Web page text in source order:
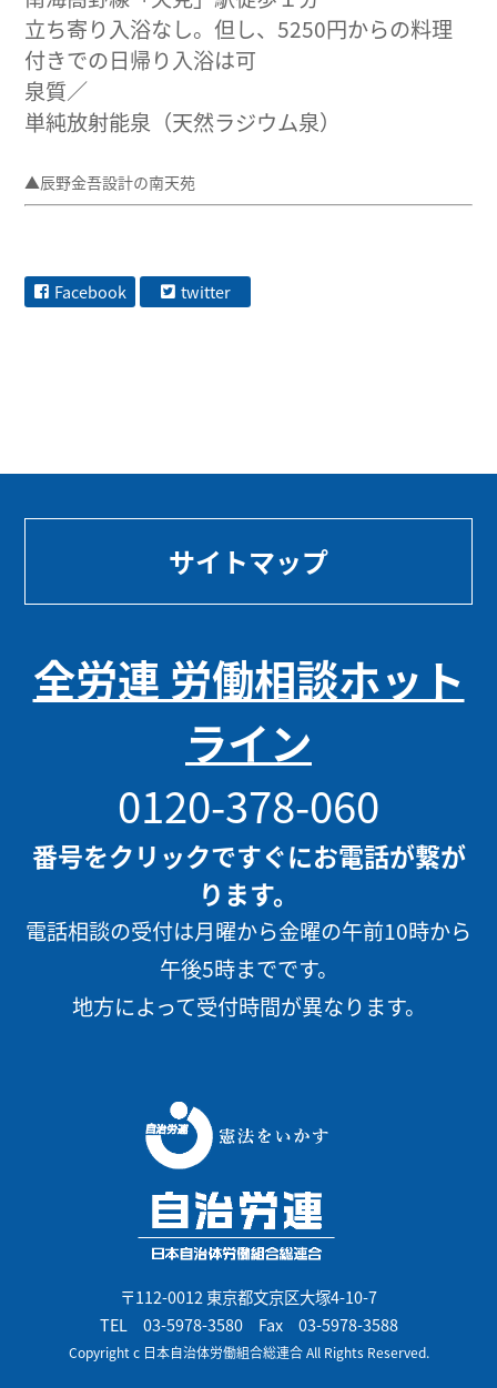
立ち寄り入浴なし。但し、5250円からの料理
付きでの日帰り入浴は可
泉質／
単純放射能泉（天然ラジウム泉）
▲辰野金吾設計の南天苑
Facebook twitter
サイトマップ
全労連 労働相談ホット
ライン
0120-378-060
番号をクリックですぐにお電話が繋が
ります。
電話相談の受付は月曜から金曜の午前10時から
午後5時までです。
地方によって受付時間が異なります。
〒112-0012 東京都文京区大塚4-10-7
TEL 03-5978-3580Fax 03-5978-3588
Copyright c 日本自治体労働組合総連合 All Rights Reserved.